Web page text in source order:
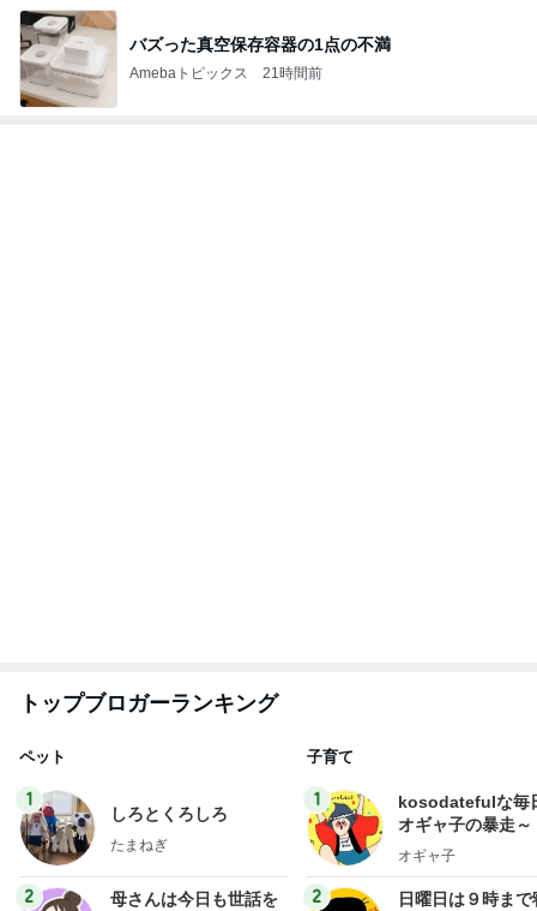
バズった真空保存容器の1点の不満
Amebaトピックス 21時間前
トップブロガーランキング
ペット
1
しろとくろしろ
たまねぎ
2
母さんは今日も世話を
子育て
1
kosodatefulな毎
オギャ子の暴走～
オギャ子
2
日曜日は９時まで